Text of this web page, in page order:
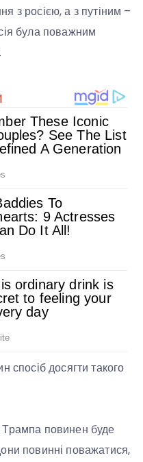
з росією, а з путіним –
була поважним
спосіб досягти такого
Трампа повинен буде
повинні поважатися,